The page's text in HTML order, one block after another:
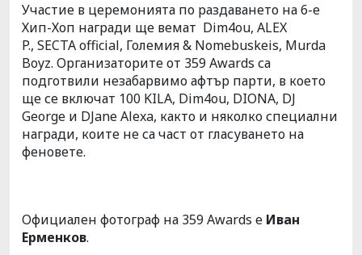
Участие в церемонията по раздаването на 6-е
Хип-Хоп награди ще вемат Dim4ou, ALEX
P., SECTA official, Големия & Nomebuskeis, Murda
Boyz. Организаторите от 359 Awards са
подготвили незабарвимо афтър парти, в което
ще се включат 100 KILA, Dim4ou, DIONA, DJ
George и DJane Alexa, както и няколко специални
награди, коите не са част от гласуването на
феновете.
Официален фотограф на 359 Awards е Иван
Ерменков.